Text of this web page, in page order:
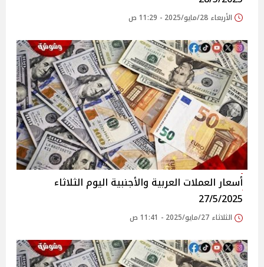
الأربعاء 28/مايو/2025 - 11:29 ص
أسعار العملات العربية والأجنبية اليوم الثلاثاء
27/5/2025
الثلاثاء 27/مايو/2025 - 11:41 ص